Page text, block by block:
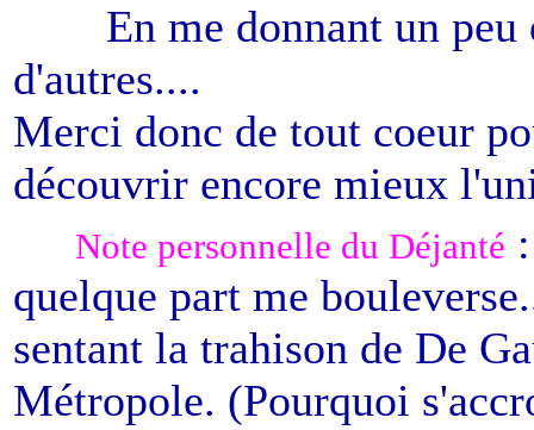
En me donnant un
d'autres....
Merci donc de tout coeur
découvrir encore mieux
Note personnelle du Déjanté
quelque part me
sentant la trahison de De
Métropole. (Pourquoi